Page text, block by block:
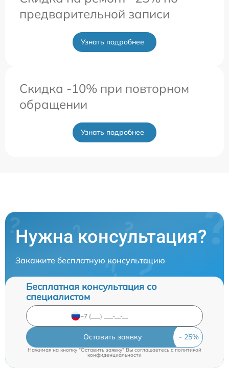
предварительной записи
Узнать подробнее
Скидка -10% при повторном
обращении
Узнать подробнее
Нужна консультация?
Закажите бесплатную консультацию
Бесплатная консультация со
специалистом
Оставить заявку
Нажимая на кнопку "Оставить заявку" Вы соглашаетесь c политикой
конфиденциальности